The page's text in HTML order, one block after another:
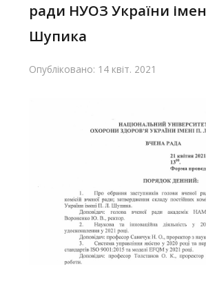
ради НУОЗ України
Шупика
Опубліковано: 14 квіт. 2021